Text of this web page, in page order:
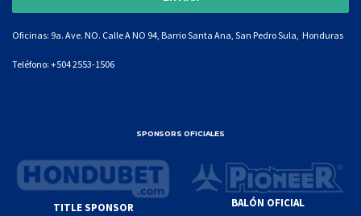
Oficinas: 9a. Ave. NO. Calle A NO 94, Barrio Santa Ana, San Pedro Sula, Honduras
Teléfono: +504 2553-1506
SPONSORS OFICIALES
TITLE SPONSOR BALÓN OFICIAL